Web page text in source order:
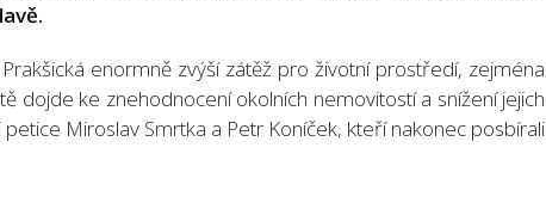
enormně zvýší zátěž pro životní prostředí, zejména
dojde ke znehodnocení okolních nemovitostí a snížení jejich
Miroslav Smrtka a Petr Koníček, kteří nakonec posbírali